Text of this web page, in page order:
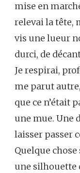
mise en
relevai la tête,
vis une lueur
durci, de
Je respirai,
me parut
que ce n’était
une mue. Une
laisser passer
Quelque
une silhouette